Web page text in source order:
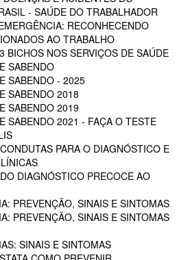
- SAÚDE DO TRABALHADOR
RECONHECENDO
AO TRABALHO
BICHOS NOS SERVIÇOS DE SAÚDE
SABENDO
SABENDO - 2025
SABENDO 2018
SABENDO 2019
SABENDO 2021 - FAÇA O TESTE
PARA O DIAGNÓSTICO E
DIAGNÓSTICO PRECOCE AO
PREVENÇÃO, SINAIS E SINTOMAS
PREVENÇÃO, SINAIS E SINTOMAS
SINAIS E SINTOMAS